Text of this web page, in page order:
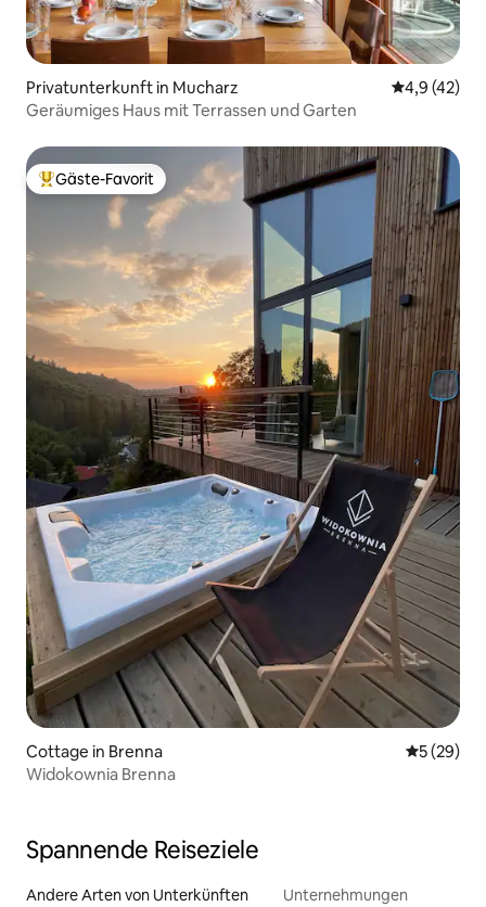
Privatunterkunft in Mucharz
4,9 (42)
Geräumiges Haus mit Terrassen und Garten
Beliebter Gäste-Favorit.
Gäste-Favorit
Cottage in Brenna
5 (29)
Widokownia Brenna
Spannende Reiseziele
Andere Arten von Unterkünften Unternehmungen